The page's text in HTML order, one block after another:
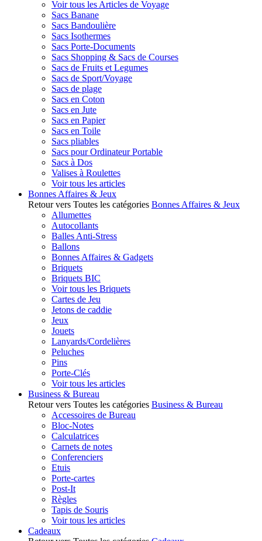
Voir tous les Articles de Voyage
Sacs Banane
Sacs Bandoulière
Sacs Isothermes
Sacs Porte-Documents
Sacs Shopping & Sacs de Courses
Sacs de Fruits et Legumes
Sacs de Sport/Voyage
Sacs de plage
Sacs en Coton
Sacs en Jute
Sacs en Papier
Sacs en Toile
Sacs pliables
Sacs pour Ordinateur Portable
Sacs à Dos
Valises à Roulettes
Voir tous les articles
Bonnes Affaires & Jeux
Retour vers Toutes les catégories Bonnes Affaires & Jeux
Allumettes
Autocollants
Balles Anti-Stress
Ballons
Bonnes Affaires & Gadgets
Briquets
Briquets BIC
Voir tous les Briquets
Cartes de Jeu
Jetons de caddie
Jeux
Jouets
Lanyards/Cordelières
Peluches
Pins
Porte-Clés
Voir tous les articles
Business & Bureau
Retour vers Toutes les catégories Business & Bureau
Accessoires de Bureau
Bloc-Notes
Calculatrices
Carnets de notes
Conferenciers
Etuis
Porte-cartes
Post-It
Règles
Tapis de Souris
Voir tous les articles
Cadeaux